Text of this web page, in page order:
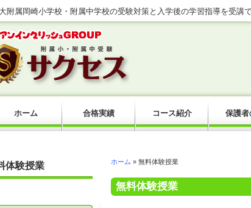
附属岡崎小学校・附属中学校の受験対策と入学後の学習指導を受講
ホーム » 無料体験授業
無料体験授業
ホーム 合格実績 コース紹介 保護者
体験授業